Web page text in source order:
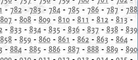
- 782- 783- 784- 785 - 786- 787 - 788
807 - 808 - 809 - 810 - 811 - 812 - 813 -
- 833 - 834- 835 - 836- 837 - 838- 839
858 - 859 - 860 - 861 - 862 - 863 - 864 -
- 884- 885 - 886- 887 - 888- 889- 890